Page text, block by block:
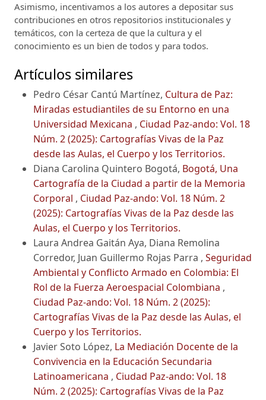
Asimismo, incentivamos a los autores a depositar sus
contribuciones en otros repositorios institucionales y
temáticos, con la certeza de que la cultura y el
conocimiento es un bien de todos y para todos.
Artículos similares
Pedro César Cantú Martínez, Cultura de Paz:
Miradas estudiantiles de su Entorno en una
Universidad Mexicana , Ciudad Paz-ando: Vol. 18
Núm. 2 (2025): Cartografías Vivas de la Paz
desde las Aulas, el Cuerpo y los Territorios.
Diana Carolina Quintero Bogotá, Bogotá, Una
Cartografía de la Ciudad a partir de la Memoria
Corporal , Ciudad Paz-ando: Vol. 18 Núm. 2
(2025): Cartografías Vivas de la Paz desde las
Aulas, el Cuerpo y los Territorios.
Laura Andrea Gaitán Aya, Diana Remolina
Corredor, Juan Guillermo Rojas Parra , Seguridad
Ambiental y Conflicto Armado en Colombia: El
Rol de la Fuerza Aeroespacial Colombiana ,
Ciudad Paz-ando: Vol. 18 Núm. 2 (2025):
Cartografías Vivas de la Paz desde las Aulas, el
Cuerpo y los Territorios.
Javier Soto López, La Mediación Docente de la
Convivencia en la Educación Secundaria
Latinoamericana , Ciudad Paz-ando: Vol. 18
Núm. 2 (2025): Cartografías Vivas de la Paz